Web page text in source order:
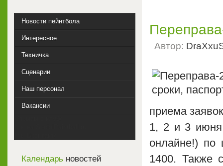
Автор:
приема
1, 2 и 3 июня
онлайне!) по
1400. Также
Новости пейнтбола
Интересное
Техничка
Сценарии
Наш персонал
Вакансии
Календарь новостей